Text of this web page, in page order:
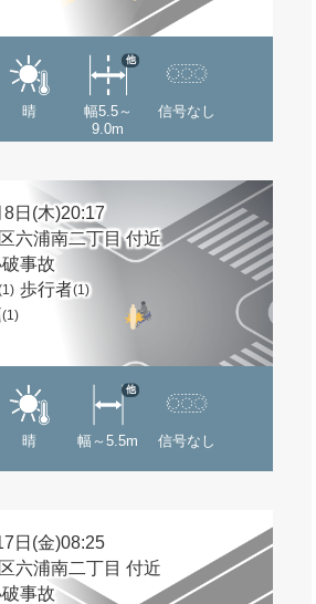
晴
幅5.5～
9.0m
他
信号なし
日(木)20:17
六浦南二丁目 付近
事故
歩行者(1)
(1)
晴 幅～5.5m
他
信号なし
日(金)08:25
六浦南二丁目 付近
事故